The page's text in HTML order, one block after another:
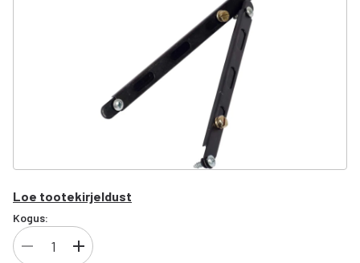
Loe tootekirjeldust
Kogus: